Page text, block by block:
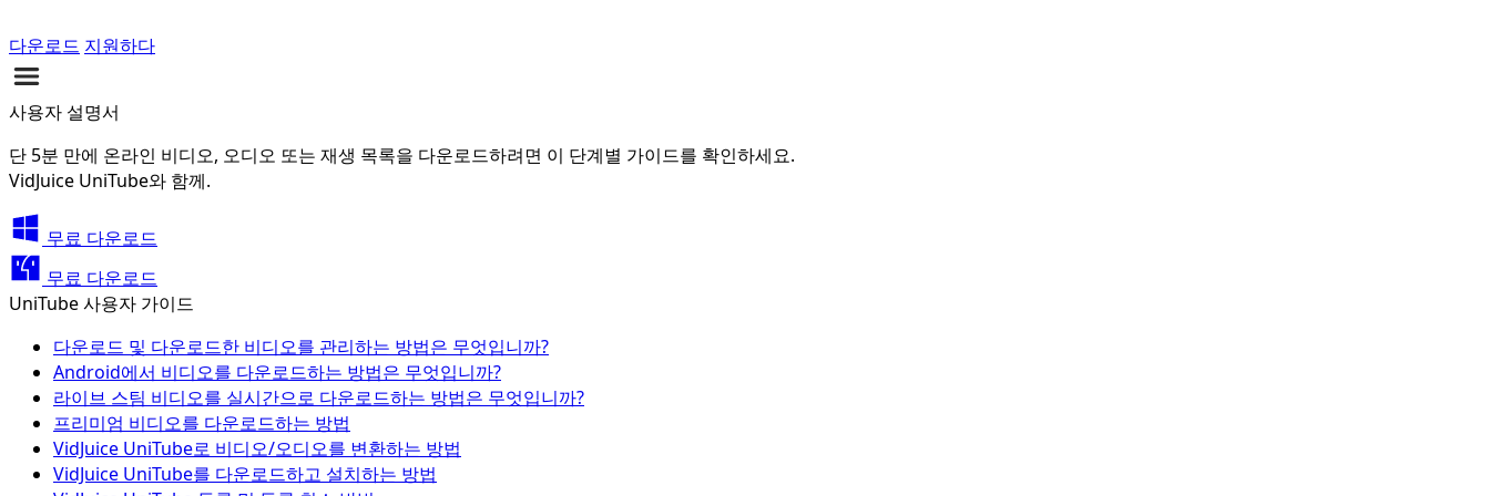
다운로드 지원하다
사용자 설명서
단 5분 만에 온라인 비디오, 오디오 또는 재생 목록을 다운로드하려면 이 단계별 가이드를 확인하세요.
VidJuice UniTube와 함께.
무료 다운로드
무료 다운로드
UniTube 사용자 가이드
다운로드 및 다운로드한 비디오를 관리하는 방법은 무엇입니까?
Android에서 비디오를 다운로드하는 방법은 무엇입니까?
라이브 스팀 비디오를 실시간으로 다운로드하는 방법은 무엇입니까?
프리미엄 비디오를 다운로드하는 방법
VidJuice UniTube로 비디오/오디오를 변환하는 방법
VidJuice UniTube를 다운로드하고 설치하는 방법